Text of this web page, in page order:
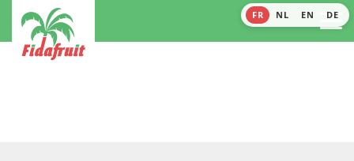
FR NL EN DE